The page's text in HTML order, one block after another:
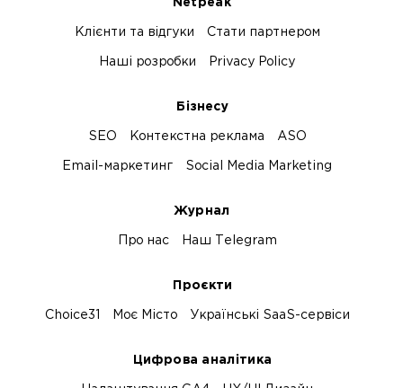
Netpeak
Клієнти та відгуки Стати партнером
Наші розробки Privacy Policy
Бізнесу
SEO Контекстна реклама ASO
Email-маркетинг Social Media Marketing
Журнал
Про нас Наш Telegram
Проєкти
Choice31 Моє Місто Українські SaaS-сервіси
Цифрова аналітика